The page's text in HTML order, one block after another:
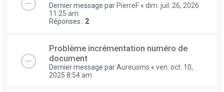
Dernier message parPierreF « dim. juil. 26, 2026
11:25 am
Réponses : 2
Problème incrémentation numéro de
document
Dernier message parAureusms « ven. oct. 10,
2025 8:54 am